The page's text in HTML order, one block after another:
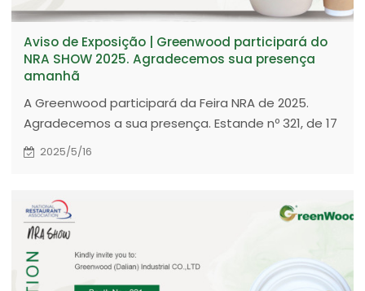
Aviso de Exposição | Greenwood participará do
NRA SHOW 2025. Agradecemos sua presença
amanhã
A Greenwood participará da Feira NRA de 2025.
Agradecemos a sua presença. Estande nº 321, de 17
a 20 de maio de 2025, McCormick Place, Chicago,
2025/5/16